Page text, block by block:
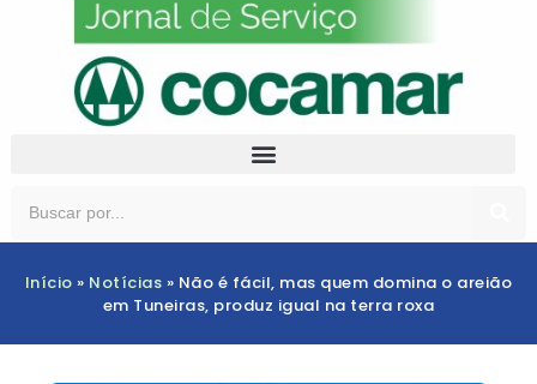
Início » Notícias » Não é fácil, mas quem domina o areião
em Tuneiras, produz igual na terra roxa